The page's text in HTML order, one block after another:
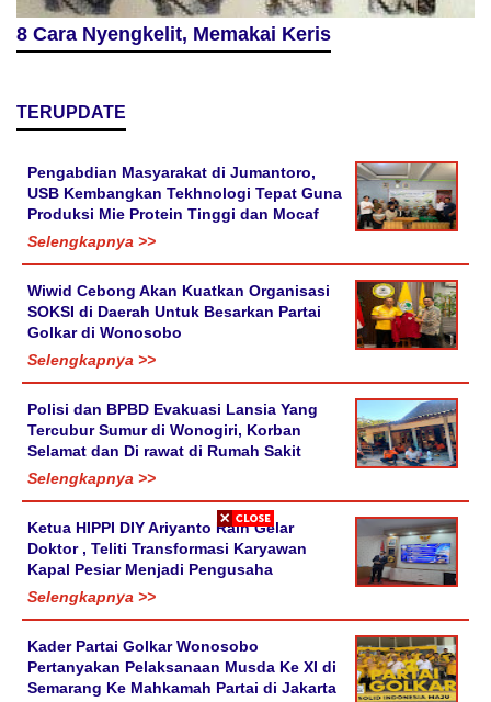
8 Cara Nyengkelit, Memakai Keris
TERUPDATE
Pengabdian Masyarakat di Jumantoro,
USB Kembangkan Tekhnologi Tepat Guna
Produksi Mie Protein Tinggi dan Mocaf
Selengkapnya >>
Wiwid Cebong Akan Kuatkan Organisasi
SOKSI di Daerah Untuk Besarkan Partai
Golkar di Wonosobo
Selengkapnya >>
Polisi dan BPBD Evakuasi Lansia Yang
Tercubur Sumur di Wonogiri, Korban
Selamat dan Di rawat di Rumah Sakit
Selengkapnya >>
Ketua HIPPI DIY Ariyanto Raih Gelar
Doktor , Teliti Transformasi Karyawan
Kapal Pesiar Menjadi Pengusaha
Selengkapnya >>
Kader Partai Golkar Wonosobo
Pertanyakan Pelaksanaan Musda Ke XI di
Semarang Ke Mahkamah Partai di Jakarta